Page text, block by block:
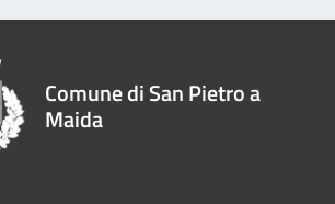
Comune di San Pietro a
Maida